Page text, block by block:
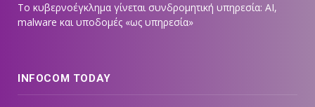
Το κυβερνοέγκλημα γίνεται συνδρομητική υπηρεσία: AI,
malware και υποδομές «ως υπηρεσία»
INFOCOM TODAY